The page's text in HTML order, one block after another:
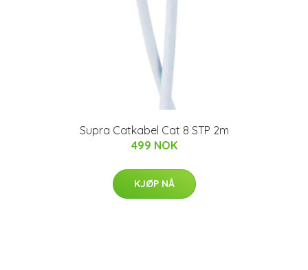
Supra Catkabel Cat 8 STP 2m
499 NOK
KJØP NÅ